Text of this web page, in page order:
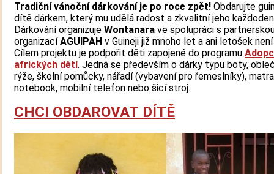
Tradiční vánoční dárkování je po roce zpět! Obdarujte
dítě dárkem, který mu udělá radost a zkvalitní jeho
Dárkování organizuje Wontanara ve spolupráci s
organizacíAGUIPAH v Guineji již mnoho let a ani letošek
Cílem projektu je podpořit děti zapojené do programu
afrických dětí. Jedná se především o dárky typu boty,
rýže, školní pomůcky, nářadí (vybavení pro řemeslníky),
notebook, mobilní telefon nebo šicí stroj.
CHCI OBDAROVAT DÍTĚ